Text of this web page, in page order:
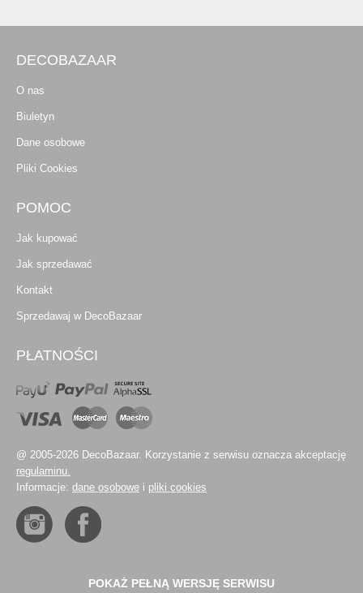
DECOBAZAAR
O nas
Biuletyn
Dane osobowe
Pliki Cookies
POMOC
Jak kupować
Jak sprzedawać
Kontakt
Sprzedawaj w DecoBazaar
PŁATNOŚCI
@ 2005-2026 DecoBazaar. Korzystanie z serwisu oznacza akceptację
regulaminu.
Informacje: dane osobowe i pliki cookies
POKAŻ PEŁNĄ WERSJĘ SERWISU